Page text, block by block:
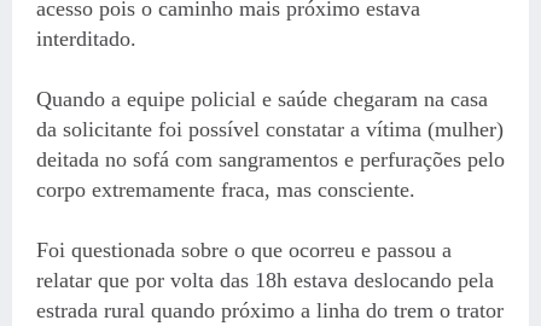
acesso pois o caminho mais próximo estava
interditado.
Quando a equipe policial e saúde chegaram na casa
da solicitante foi possível constatar a vítima (mulher)
deitada no sofá com sangramentos e perfurações pelo
corpo extremamente fraca, mas consciente.
Foi questionada sobre o que ocorreu e passou a
relatar que por volta das 18h estava deslocando pela
estrada rural quando próximo a linha do trem o trator